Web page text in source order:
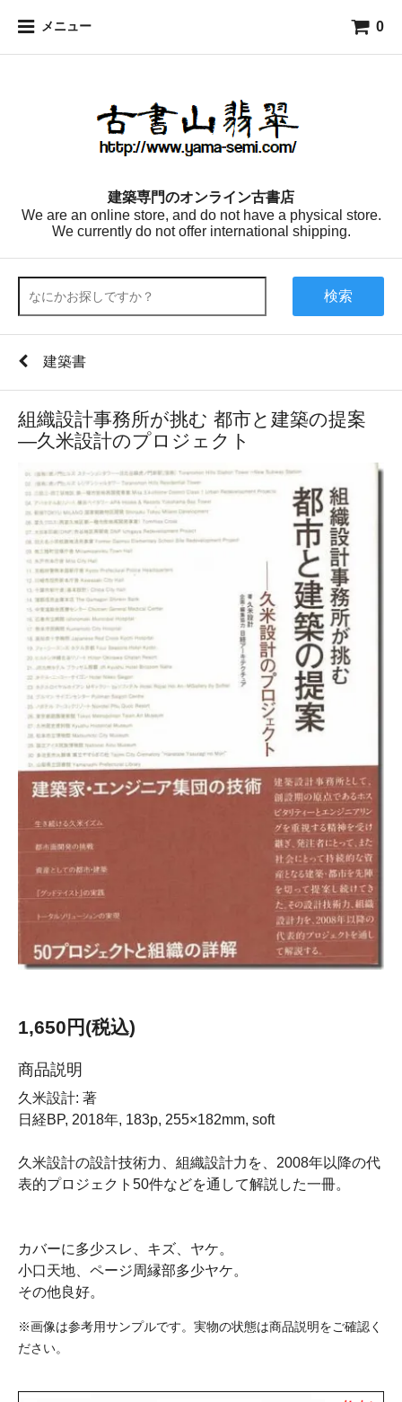
メニュー 0
建築専門のオンライン古書店
We are an online store, and do not have a physical store.
We currently do not offer international shipping.
検索
建築書
組織設計事務所が挑む 都市と建築の提案
―久米設計のプロジェクト
1,650円(税込)
商品説明
久米設計: 著
日経BP, 2018年, 183p, 255×182mm, soft
久米設計の設計技術力、組織設計力を、2008年以降の代
表的プロジェクト50件などを通して解説した一冊。
カバーに多少スレ、キズ、ヤケ。
小口天地、ページ周縁部多少ヤケ。
その他良好。
※画像は参考用サンプルです。実物の状態は商品説明をご確認く
ださい。